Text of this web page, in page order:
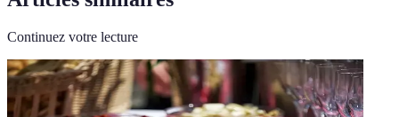
Continuez votre lecture